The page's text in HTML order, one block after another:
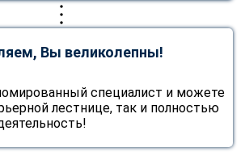
Вы великолепны!
специалист и можете
лестнице, так и полностью